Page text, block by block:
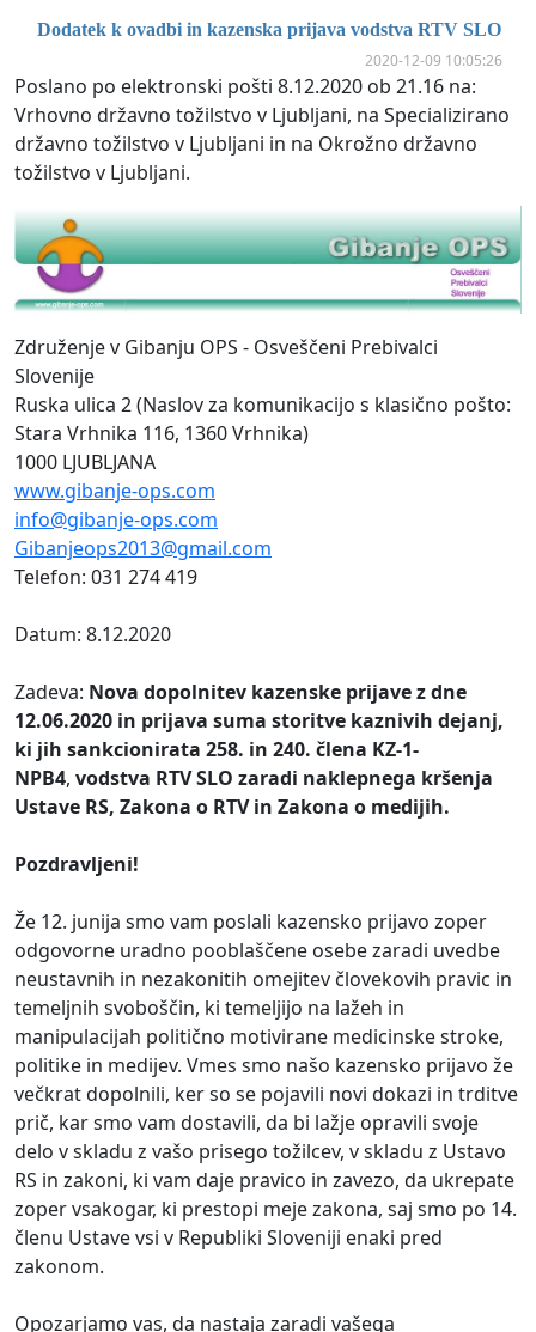
Dodatek k ovadbi in kazenska prijava vodstva RTV SLO
2020-12-09 10:05:26
Poslano po elektronski pošti 8.12.2020 ob 21.16 na:
Vrhovno državno tožilstvo v Ljubljani, na Specializirano
državno tožilstvo v Ljubljani in na Okrožno državno
tožilstvo v Ljubljani.
Združenje v Gibanju OPS - Osveščeni Prebivalci
Slovenije
Ruska ulica 2 (Naslov za komunikacijo s klasično pošto:
Stara Vrhnika 116, 1360 Vrhnika)
1000 LJUBLJANA
www.gibanje-ops.com
info@gibanje-ops.com
Gibanjeops2013@gmail.com
Telefon: 031 274 419
Datum: 8.12.2020
Zadeva: Nova dopolnitev kazenske prijave z dne
12.06.2020 in prijava suma storitve kaznivih dejanj,
ki jih sankcionirata 258. in 240. člena KZ-1-
NPB4, vodstva RTV SLO zaradi naklepnega kršenja
Ustave RS, Zakona o RTV in Zakona o medijih.
Pozdravljeni!
Že 12. junija smo vam poslali kazensko prijavo zoper
odgovorne uradno pooblaščene osebe zaradi uvedbe
neustavnih in nezakonitih omejitev človekovih pravic in
temeljnih svoboščin, ki temeljijo na lažeh in
manipulacijah politično motivirane medicinske stroke,
politike in medijev. Vmes smo našo kazensko prijavo že
večkrat dopolnili, ker so se pojavili novi dokazi in trditve
prič, kar smo vam dostavili, da bi lažje opravili svoje
delo v skladu z vašo prisego tožilcev, v skladu z Ustavo
RS in zakoni, ki vam daje pravico in zavezo, da ukrepate
zoper vsakogar, ki prestopi meje zakona, saj smo po 14.
členu Ustave vsi v Republiki Sloveniji enaki pred
zakonom.
Opozarjamo vas, da nastaja zaradi vašega